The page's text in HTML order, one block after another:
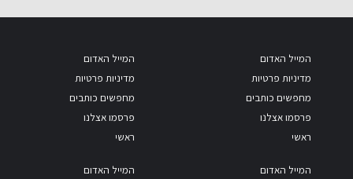
המייל האדום
מדיניות פרטיות
מחפשים כותבים
פרסמו אצלנו
ראשי
המייל האדום
מדיניות פרטיות
מחפשים כותבים
פרסמו אצלנו
ראשי
המייל האדום המייל האדום